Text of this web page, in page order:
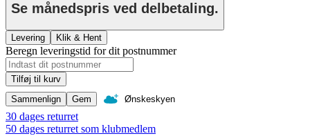
Se månedspris ved delbetaling.
Levering Klik & Hent
Beregn leveringstid for dit postnummer
Tilføj til kurv
Sammenlign
Gem Ønskeskyen
30 dages returret
50 dages returret som klubmedlem